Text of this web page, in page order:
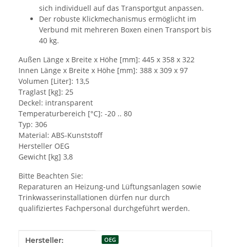
sich individuell auf das Transportgut anpassen.
Der robuste Klickmechanismus ermöglicht im
Verbund mit mehreren Boxen einen Transport bis
40 kg.
Außen Länge x Breite x Höhe [mm]: 445 x 358 x 322
Innen Länge x Breite x Höhe [mm]: 388 x 309 x 97
Volumen [Liter]: 13,5
Traglast [kg]: 25
Deckel: intransparent
Temperaturbereich [°C]: -20 .. 80
Typ: 306
Material: ABS-Kunststoff
Hersteller OEG
Gewicht [kg] 3,8
Bitte Beachten Sie:
Reparaturen an Heizung-und Lüftungsanlagen sowie
Trinkwasserinstallationen dürfen nur durch
qualifiziertes Fachpersonal durchgeführt werden.
Produkteigenschaft
Wert
Hersteller: OEG